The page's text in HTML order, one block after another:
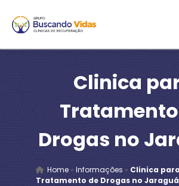
Clinica
Drogas no
Home» Informações » Clinica
Tratamento de Drogas no Jaraguá